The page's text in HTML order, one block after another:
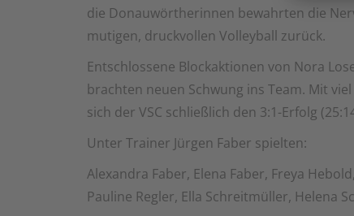
die Donauwörtherinnen bewahrten die
mutigen, druckvollen Volleyball zurück.
Entschlossene Blockaktionen von Nora
brachten neuen Schwung ins Team. Mit
sich der VSC schließlich den 3:1-Erfolg
Unter Trainer Jürgen Faber spielten:
Alexandra Faber, Elena Faber, Freya
Pauline Regler, Ella Schreitmüller, Helena